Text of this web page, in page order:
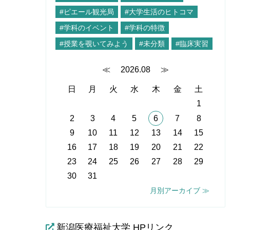
#ピエール観光局
#大学生活のヒトコマ
#学科のイベント
#学科の特徴
#授業を覗いてみよう
#未分類 #臨床実習
≪ 2026.08 ≫
日 月 火 水 木 金
土
1
2
3 4 5 6 7
8
9
10 11 12 13 14
15
16
17 18 19 20 21
22
23
24 25 26 27 28
29
30
31
月別アーカイブ ≫
新潟医療福祉大学 HPリンク